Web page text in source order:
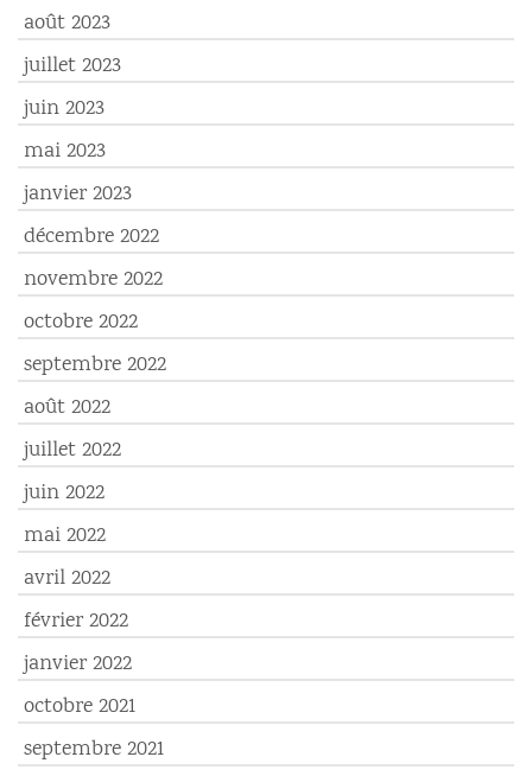
août 2023
juillet 2023
juin 2023
mai 2023
janvier 2023
décembre 2022
novembre 2022
octobre 2022
septembre 2022
août 2022
juillet 2022
juin 2022
mai 2022
avril 2022
février 2022
janvier 2022
octobre 2021
septembre 2021